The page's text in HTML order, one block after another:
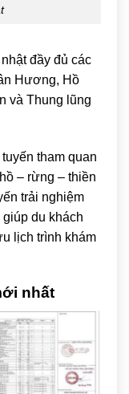
đầy đủ các
Hương, Hồ
và Thung lũng
tham quan
– rừng – thiền
trải nghiệm
du khách
lịch trình khám
nhất